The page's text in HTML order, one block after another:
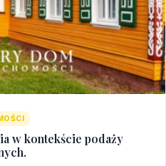
w kontekście podaży